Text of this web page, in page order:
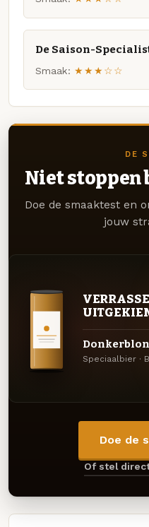
De Saison-
Smaak: ★★★☆☆
DE
Niet stoppen
Doe de smaaktest en
jouw
Speciaalbier ·
Doe de
Of stel